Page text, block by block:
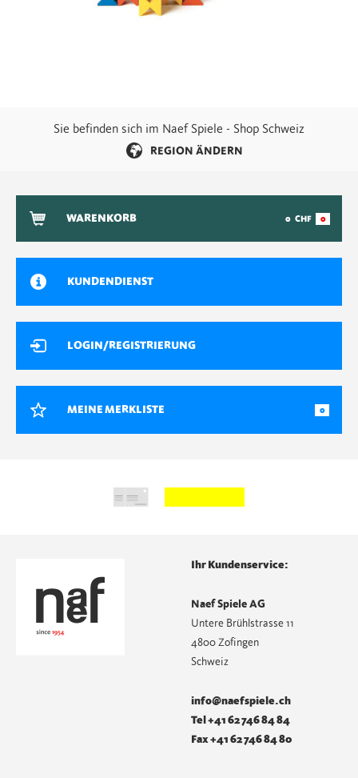
Sie befinden sich im Naef Spiele - Shop Schweiz
REGION ÄNDERN
WARENKORB 0 CHF 0
KUNDENDIENST
LOGIN/REGISTRIERUNG
MEINE MERKLISTE 0
Ihr Kundenservice:
Naef Spiele AG
Untere Brühlstrasse 11
4800 Zofingen
Schweiz
info@naefspiele.ch
Tel +41 62 746 84 84
Fax +41 62 746 84 80